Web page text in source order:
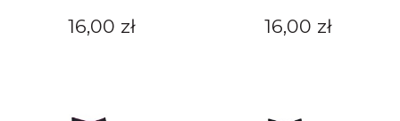
16,00 zł 16,00 zł